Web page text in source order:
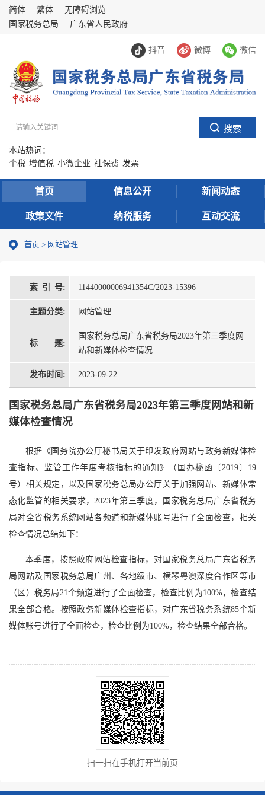
简体 繁体
无障碍浏览
国家税务总局
广东省人民政府
抖音 微博 微信
本站热词：
个税 增值税 小微企业 社保费 发票
首页 信息公开 新闻动态
政策文件 纳税服务 互动交流
首页 > 网站管理
索 引 号: 11440000006941354C/2023-15396
主题分类: 网站管理
标 题:
国家税务总局广东省税务局2023年第三季度网
站和新媒体检查情况
发布时间: 2023-09-22
国家税务总局广东省税务局2023年第三季度网站和新
媒体检查情况
根据《国务院办公厅秘书局关于印发政府网站与政务新媒体检
查指标、监管工作年度考核指标的通知》（国办秘函〔2019〕19
号）相关规定，以及国家税务总局办公厅关于加强网站、新媒体常
态化监管的相关要求，2023年第三季度，国家税务总局广东省税务
局对全省税务系统网站各频道和新媒体账号进行了全面检查，相关
检查情况总结如下：
本季度，按照政府网站检查指标，对国家税务总局广东省税务
局网站及国家税务总局广州、各地级市、横琴粤澳深度合作区等市
（区）税务局21个频道进行了全面检查，检查比例为100%，检查结
果全部合格。按照政务新媒体检查指标，对广东省税务系统85个新
媒体账号进行了全面检查，检查比例为100%，检查结果全部合格。
扫一扫在手机打开当前页